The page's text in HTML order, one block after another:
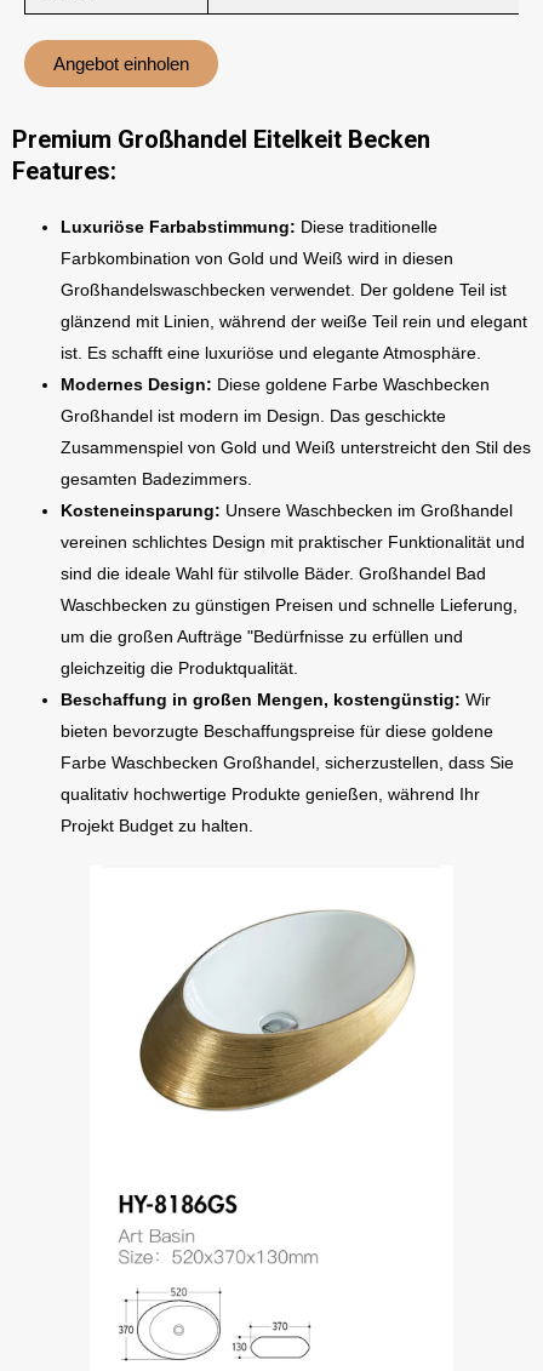
Angebot einholen
Premium Großhandel Eitelkeit Becken
Features:
Luxuriöse Farbabstimmung: Diese traditionelle
Farbkombination von Gold und Weiß wird in diesen
Großhandelswaschbecken verwendet. Der goldene Teil ist
glänzend mit Linien, während der weiße Teil rein und elegant
ist. Es schafft eine luxuriöse und elegante Atmosphäre.
Modernes Design: Diese goldene Farbe Waschbecken
Großhandel ist modern im Design. Das geschickte
Zusammenspiel von Gold und Weiß unterstreicht den Stil des
gesamten Badezimmers.
Kosteneinsparung: Unsere Waschbecken im Großhandel
vereinen schlichtes Design mit praktischer Funktionalität und
sind die ideale Wahl für stilvolle Bäder. Großhandel Bad
Waschbecken zu günstigen Preisen und schnelle Lieferung,
um die großen Aufträge "Bedürfnisse zu erfüllen und
gleichzeitig die Produktqualität.
Beschaffung in großen Mengen, kostengünstig: Wir
bieten bevorzugte Beschaffungspreise für diese goldene
Farbe Waschbecken Großhandel, sicherzustellen, dass Sie
qualitativ hochwertige Produkte genießen, während Ihr
Projekt Budget zu halten.